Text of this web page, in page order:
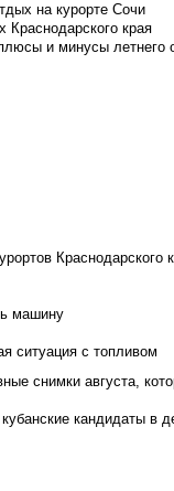
на курорте Сочи
Краснодарского края
и минусы летнего
Краснодарского
машину
ситуация с топливом
снимки августа,
кандидаты в